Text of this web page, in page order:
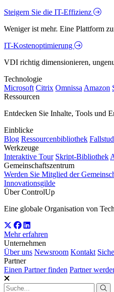
Steigern Sie die IT-Effizienz
Weniger ist mehr. Eine Plattform
IT-Kostenoptimierung
VDI richtig dimensionieren,
Technologie
Microsoft Citrix Omnissa Amazon
Ressourcen
Entdecken Sie Inhalte, Tools und
Einblicke
Blog Ressourcenbibliothek
Werkzeuge
Interaktive Tour Skript-Bibliothek
Gemeinschaftszentrum
Werden Sie Mitglied der
Innovationsgilde
Über ControlUp
Eine globale Organisation von
Mehr erfahren
Unternehmen
Über uns Newsroom Kontakt
Partner
Einen Partner finden Partner